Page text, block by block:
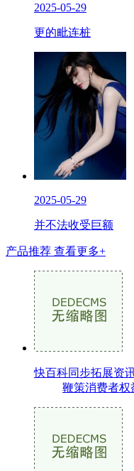
2025-05-29
更的毗连桩
2025-05-29
并不法收受巨额
产品推荐 查看更多+
快百科同步拓展资
鞭策消费者权